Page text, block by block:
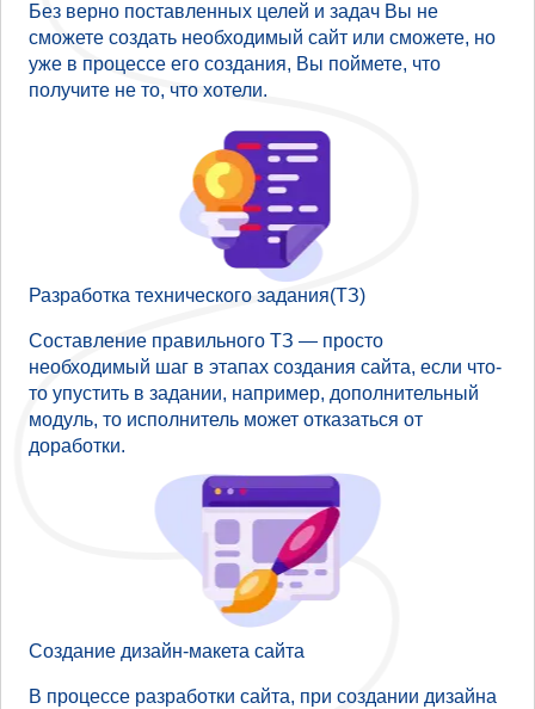
Без верно поставленных целей и задач Вы не
сможете создать необходимый сайт или сможете, но
уже в процессе его создания, Вы поймете, что
получите не то, что хотели.
Разработка технического задания(ТЗ)
Составление правильного ТЗ — просто
необходимый шаг в этапах создания сайта, если что-
то упустить в задании, например, дополнительный
модуль, то исполнитель может отказаться от
доработки.
Создание дизайн-макета сайта
В процессе разработки сайта, при создании дизайна